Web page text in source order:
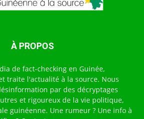
À PROPOS
de fact-checking en Guinée,
traite l'actualité à la source. Nous
par des décryptages
et rigoureux de la vie politique,
guinéenne. Une rumeur ? Une info à